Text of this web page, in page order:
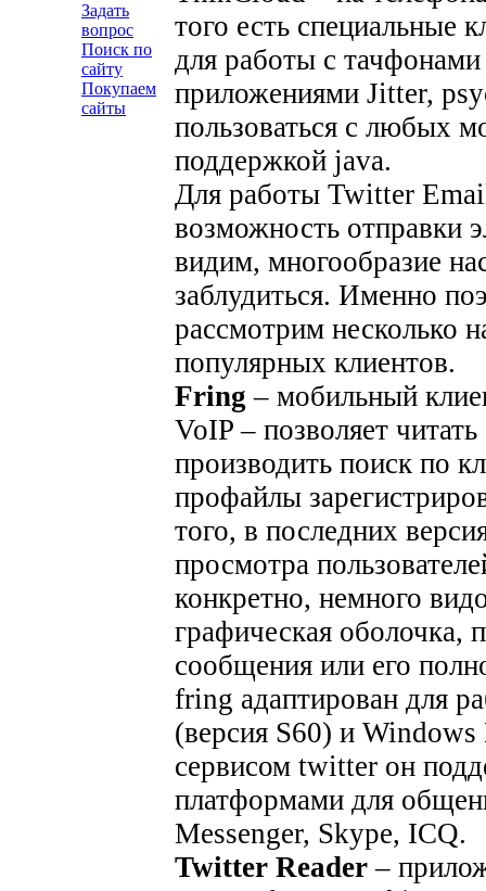
Задать
вопрос
Поиск по
сайту
Покупаем
сайты
того есть специальные
для работы с
приложениями Jitter,
пользоваться с любых
поддержкой java.
Для работы Twitter
возможность отправки
видим, многообразие
заблудиться. Именно
рассмотрим несколько
популярных клиентов.
Fring – мобильный
VoIP – позволяет
производить поиск по
профайлы
того, в последних
просмотра
конкретно, немного
графическая оболочка,
сообщения или его
fring адаптирован для
(версия S60) и
сервисом twitter он
платформами для
Messenger, Skype, ICQ.
Twitter Reader –